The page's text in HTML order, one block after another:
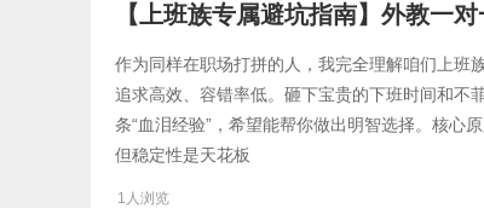
【上班族专属避坑指南】外教一
作为同样在职场打拼的人，我完全理解咱们上班
追求高效、容错率低​​。砸下宝贵的下班时间和不
条“血泪经验”，希望能帮你做出明智选择。 ​​核心
但稳定性是天花板​​
1人浏览